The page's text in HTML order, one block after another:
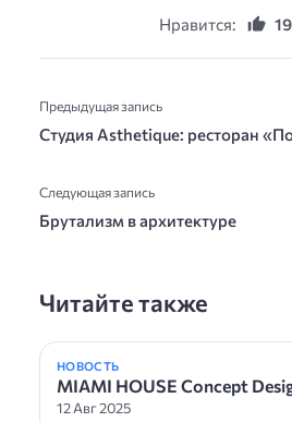
Нравится: 19
Предыдущая запись
Студия Asthetique: ресторан
Следующая запись
Брутализм в архитектуре
Читайте также
НОВОСТЬ
MIAMI HOUSE Concept
12 Авг 2025